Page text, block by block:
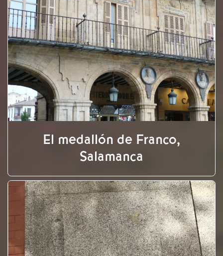
El medallón de Franco,
Salamanca